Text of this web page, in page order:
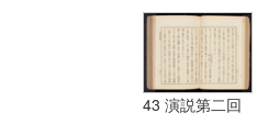
43 演説第二回